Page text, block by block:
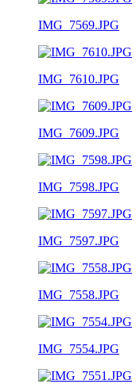
IMG_7569.JPG
IMG_7610.JPG
IMG_7609.JPG
IMG_7598.JPG
IMG_7597.JPG
IMG_7558.JPG
IMG_7554.JPG